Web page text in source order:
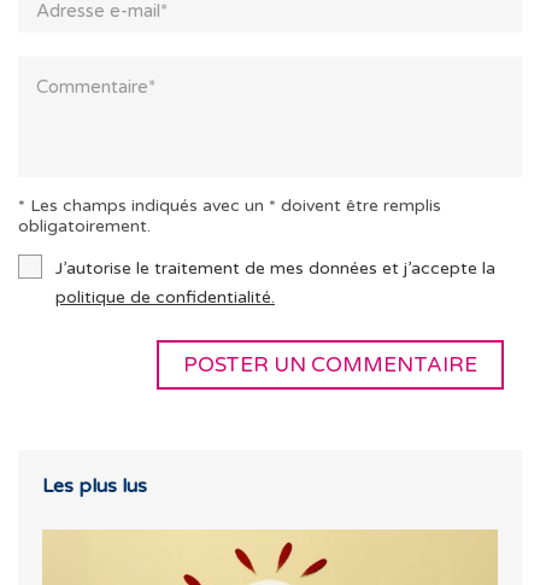
* Les champs indiqués avec un * doivent être remplis
obligatoirement.
J’autorise le traitement de mes données et j’accepte la
politique de confidentialité.
Les plus lus